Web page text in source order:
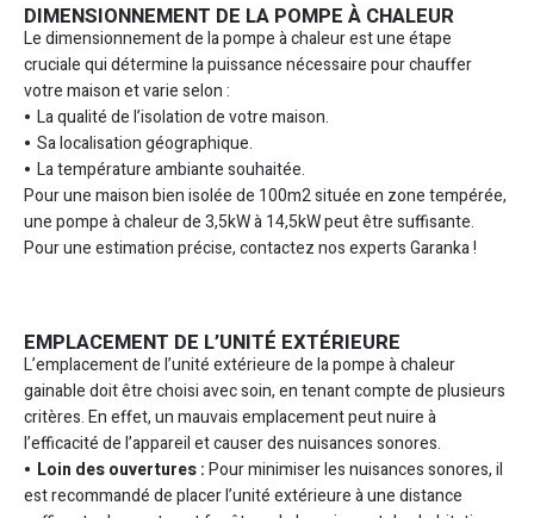
DIMENSIONNEMENT DE LA POMPE À CHALEUR
Le dimensionnement de la pompe à chaleur est une étape
cruciale qui détermine la puissance nécessaire pour chauffer
votre maison et varie selon :
La qualité de l’isolation de votre maison.
Sa localisation géographique.
La température ambiante souhaitée.
Pour une maison bien isolée de 100m2 située en zone tempérée,
une pompe à chaleur de 3,5kW à 14,5kW peut être suffisante.
Pour une estimation précise, contactez nos experts Garanka !
EMPLACEMENT DE L’UNITÉ EXTÉRIEURE
L’emplacement de l’unité extérieure de la pompe à chaleur
gainable doit être choisi avec soin, en tenant compte de plusieurs
critères. En effet, un mauvais emplacement peut nuire à
l’efficacité de l’appareil et causer des nuisances sonores.
Loin des ouvertures :Pour minimiser les nuisances sonores, il
est recommandé de placer l’unité extérieure à une distance